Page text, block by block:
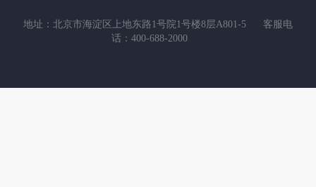
地址：北京市海淀区上地东路1号院1号楼8层A801-5
客服电
话：400-688-2000